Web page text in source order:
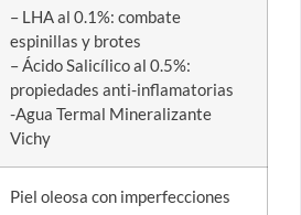
– LHA al 0.1%: combate
espinillas y brotes
– Ácido Salicílico al 0.5%:
propiedades anti-inflamatorias
-Agua Termal Mineralizante
Vichy
Piel oleosa con imperfecciones